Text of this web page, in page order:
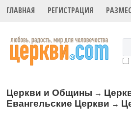
ГЛАВНАЯ РЕГИСТРАЦИЯ
Церкви и Общины →
Евангельские Церкви →